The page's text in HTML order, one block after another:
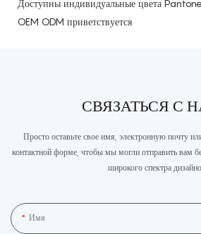
Доступны индивидуальные цвета
OEM ODM приветствуется
СВЯЗАТЬСЯ С
Просто оставьте свое имя, электронную почту
контактной форме, чтобы мы могли отправить вам
широкого спектра
Имя